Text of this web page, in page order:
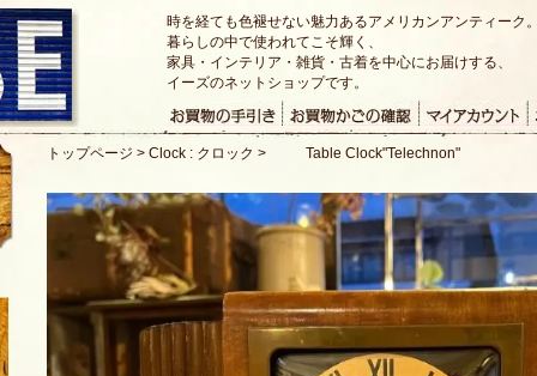
時を経ても色褪せない魅力あるアメリカンアンティーク
暮らしの中で使われてこそ輝く、
家具・インテリア・雑貨・古着を中心にお届けする、
イーズのネットショップです。
トップページ > Clock : クロック > Table Clock"Telechnon"